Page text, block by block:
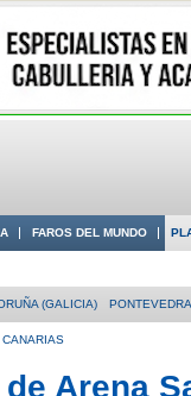
FAROS DEL MUNDO
(GALICIA)
CANARIAS
Arena